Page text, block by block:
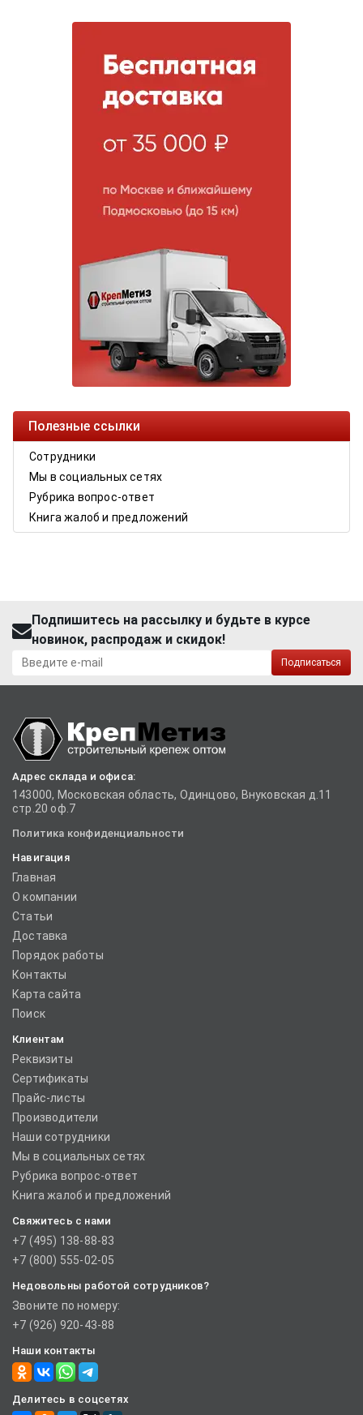
Полезные ссылки
Сотрудники
Мы в социальных сетях
Рубрика вопрос-ответ
Книга жалоб и предложений
Подпишитесь на рассылку и будьте в курсе
новинок, распродаж и скидок!
Подписаться
Адрес склада и офиса:
143000, Московская область, Одинцово, Внуковская д.11
стр.20 оф.7
Политика конфиденциальности
Навигация
Главная
О компании
Статьи
Доставка
Порядок работы
Контакты
Карта сайта
Поиск
Клиентам
Реквизиты
Сертификаты
Прайс-листы
Производители
Наши сотрудники
Мы в социальных сетях
Рубрика вопрос-ответ
Книга жалоб и предложений
Свяжитесь с нами
+7 (495) 138-88-83
+7 (800) 555-02-05
Недовольны работой сотрудников?
Звоните по номеру:
+7 (926) 920-43-88
Наши контакты
Делитесь в соцсетях